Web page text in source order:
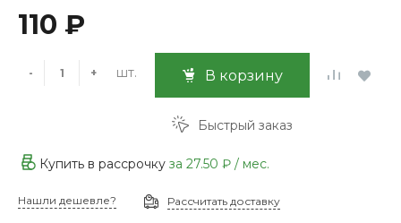
110 ₽
- + шт. В корзину
Быстрый заказ
Купить в рассрочку за 27.50 ₽ / мес.
Нашли дешевле? Рассчитать доставку